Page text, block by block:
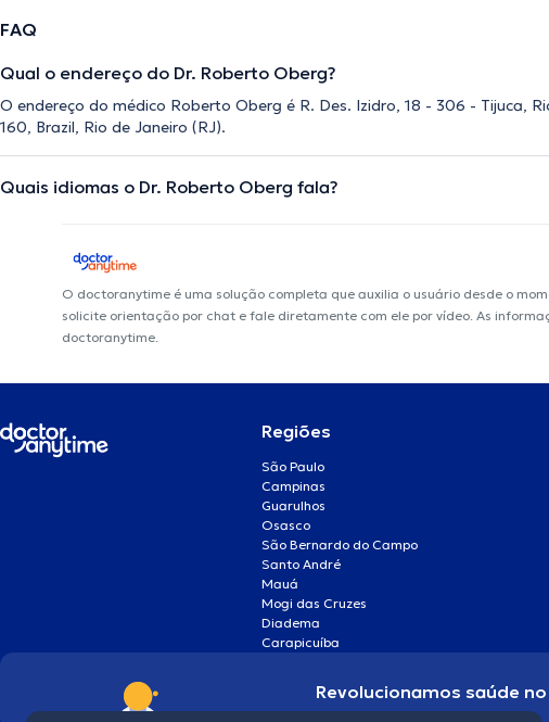
FAQ
Qual o endereço do Dr. Roberto Oberg?
O endereço do médico Roberto Oberg é R. Des. Izidro, 18 - 306 - Tijuca,
160, Brazil, Rio de Janeiro (RJ).
Quais idiomas o Dr. Roberto Oberg fala?
O doctoranytime é uma solução completa que auxilia o usuário desde o
solicite orientação por chat e fale diretamente com ele por vídeo. As
doctoranytime.
Regiões
São Paulo
Campinas
Guarulhos
Osasco
São Bernardo do Campo
Santo André
Mauá
Mogi das Cruzes
Diadema
Carapicuíba
Revolucionamos saúde